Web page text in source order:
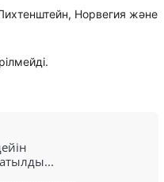
Норвегия және